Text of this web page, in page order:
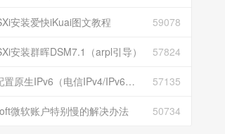
59078
安装爱快iKuai图文教程
57824
安装群晖DSM7.1（arpl引导）
57135
RouterOS配置原生IPv6（电信IPv4/IPv6双栈）
50734
微软账户特别慢的解决办法